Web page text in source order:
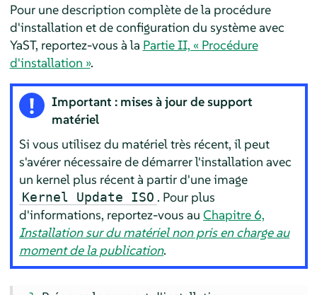
Pour une description complète de la procédure
d'installation et de configuration du système avec
YaST, reportez-vous à la Partie II, « Procédure
d'installation ».
Important : mises à jour de support
matériel
Si vous utilisez du matériel très récent, il peut
s'avérer nécessaire de démarrer l'installation avec
un kernel plus récent à partir d'une image
Kernel Update ISO . Pour plus
d'informations, reportez-vous auChapitre 6,
Installation sur du matériel non pris en charge au
moment de la publication.